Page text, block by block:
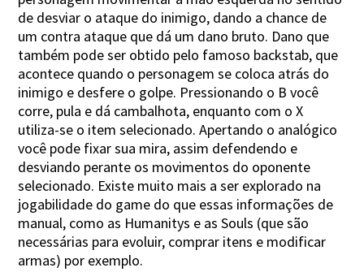
de desviar o ataque do inimigo, dando a chance de
um contra ataque que dá um dano bruto. Dano que
também pode ser obtido pelo famoso backstab, que
acontece quando o personagem se coloca atrás do
inimigo e desfere o golpe. Pressionando o B você
corre, pula e dá cambalhota, enquanto com o X
utiliza-se o item selecionado. Apertando o analógico
você pode fixar sua mira, assim defendendo e
desviando perante os movimentos do oponente
selecionado. Existe muito mais a ser explorado na
jogabilidade do game do que essas informações de
manual, como as Humanitys e as Souls (que são
necessárias para evoluir, comprar itens e modificar
armas) por exemplo.